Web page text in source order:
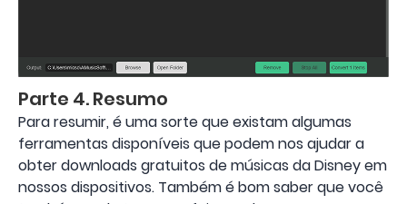
Parte 4. Resumo
Para resumir, é uma sorte que existam algumas
ferramentas disponíveis que podem nos ajudar a
obter downloads gratuitos de músicas da Disney em
nossos dispositivos. Também é bom saber que você